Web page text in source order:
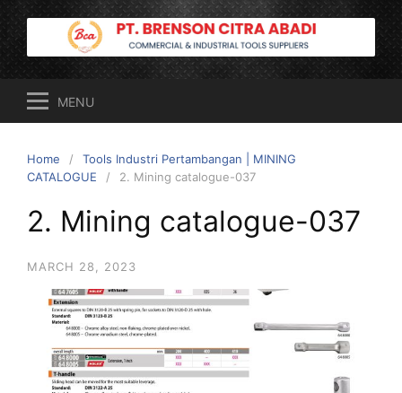
Skip
to
content
MENU
Home
Tools Industri Pertambangan | MINING
CATALOGUE
2. Mining catalogue-037
2. Mining catalogue-037
MARCH 28, 2023